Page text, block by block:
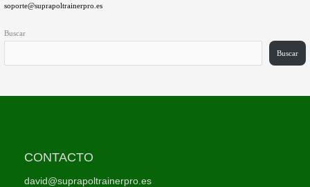
soporte@suprapoltrainerpro.es
Buscar
Buscar
CONTACTO
david@suprapoltrainerpro.es